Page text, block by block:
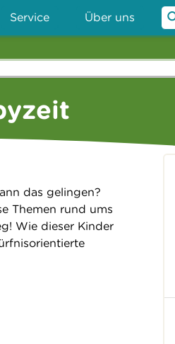
Service Über uns
das gelingen?
Themen rund ums
Wie dieser Kinder